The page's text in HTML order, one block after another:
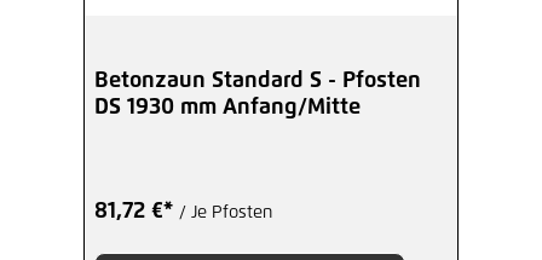
Betonzaun Standard S - Pfosten
DS 1930 mm Anfang/Mitte
81,72 €* / Je Pfosten